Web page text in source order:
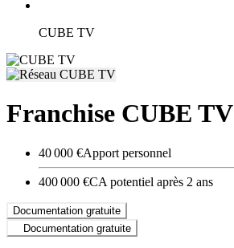
CUBE TV
Franchise CUBE TV
40 000 €Apport personnel
400 000 €CA potentiel après 2 ans
Documentation gratuite
Documentation gratuite